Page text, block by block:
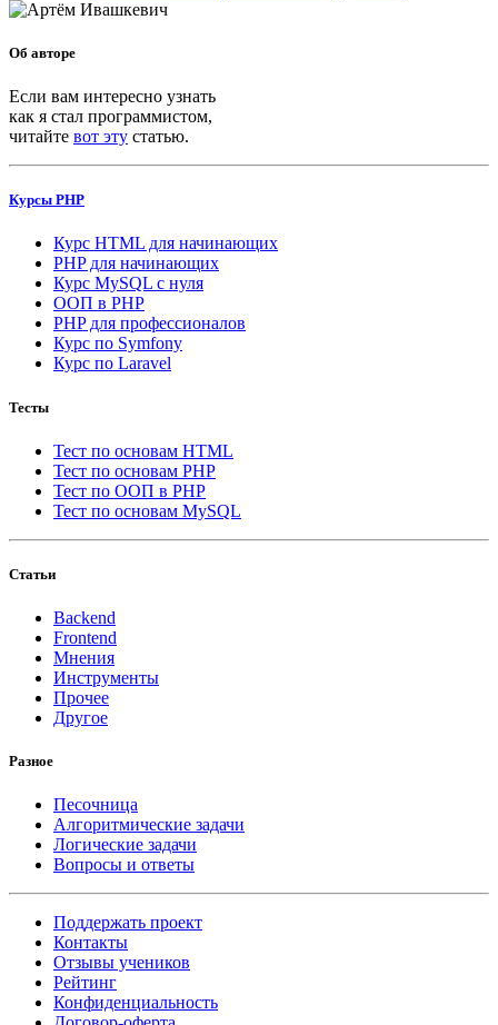
Об авторе
Если вам интересно узнать
как я стал программистом,
читайте вот эту статью.
Курсы PHP
Курс HTML для начинающих
PHP для начинающих
Курс MySQL с нуля
ООП в PHP
PHP для профессионалов
Курс по Symfony
Курс по Laravel
Тесты
Тест по основам HTML
Тест по основам PHP
Тест по ООП в PHP
Тест по основам MySQL
Статьи
Backend
Frontend
Мнения
Инструменты
Прочее
Другое
Разное
Песочница
Алгоритмические задачи
Логические задачи
Вопросы и ответы
Поддержать проект
Контакты
Отзывы учеников
Рейтинг
Конфиденциальность